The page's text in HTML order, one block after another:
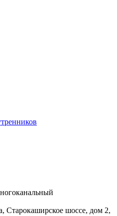
Старокаширское шоссе, дом 2,